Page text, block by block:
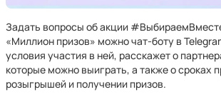
Задать вопросы об акции
«Миллион призов» можно чат-боту в
условия участия в ней, расскажет о
которые можно выиграть, а также о сроках
розыгрышей и получении призов.